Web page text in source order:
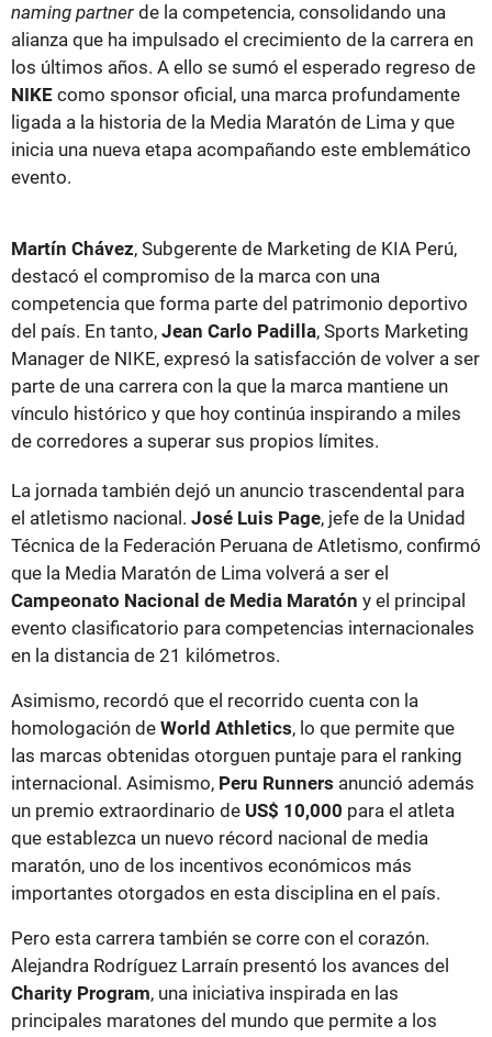
naming partner de la competencia, consolidando una
alianza que ha impulsado el crecimiento de la carrera en
los últimos años. A ello se sumó el esperado regreso de
NIKE como sponsor oficial, una marca profundamente
ligada a la historia de la Media Maratón de Lima y que
inicia una nueva etapa acompañando este emblemático
evento.
Martín Chávez, Subgerente de Marketing de KIA Perú,
destacó el compromiso de la marca con una
competencia que forma parte del patrimonio deportivo
del país. En tanto, Jean Carlo Padilla, Sports Marketing
Manager de NIKE, expresó la satisfacción de volver a ser
parte de una carrera con la que la marca mantiene un
vínculo histórico y que hoy continúa inspirando a miles
de corredores a superar sus propios límites.
La jornada también dejó un anuncio trascendental para
el atletismo nacional. José Luis Page, jefe de la Unidad
Técnica de la Federación Peruana de Atletismo, confirmó
que la Media Maratón de Lima volverá a ser el
Campeonato Nacional de Media Maratón y el principal
evento clasificatorio para competencias internacionales
en la distancia de 21 kilómetros.
Asimismo, recordó que el recorrido cuenta con la
homologación de World Athletics, lo que permite que
las marcas obtenidas otorguen puntaje para el ranking
internacional. Asimismo, Peru Runners anunció además
un premio extraordinario de US$ 10,000 para el atleta
que establezca un nuevo récord nacional de media
maratón, uno de los incentivos económicos más
importantes otorgados en esta disciplina en el país.
Pero esta carrera también se corre con el corazón.
Alejandra Rodríguez Larraín presentó los avances del
Charity Program, una iniciativa inspirada en las
principales maratones del mundo que permite a los